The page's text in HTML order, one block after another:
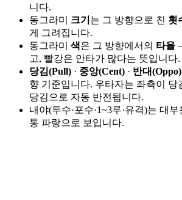
니다.
동그라미 크기 는 그 방향으로 친 횟
게 그려집니다.
동그라미 색은 그 방향에서의 타율
고, 빨강은 안타가 많다는 뜻입니다.
당김(Pull) · 중앙(Cent) · 반대(Oppo)
향 기준입니다. 우타자는 좌측이 당
당김으로 자동 반전됩니다.
내야(투수·포수·1~3루·유격)는 대
통 파랑으로 보입니다.